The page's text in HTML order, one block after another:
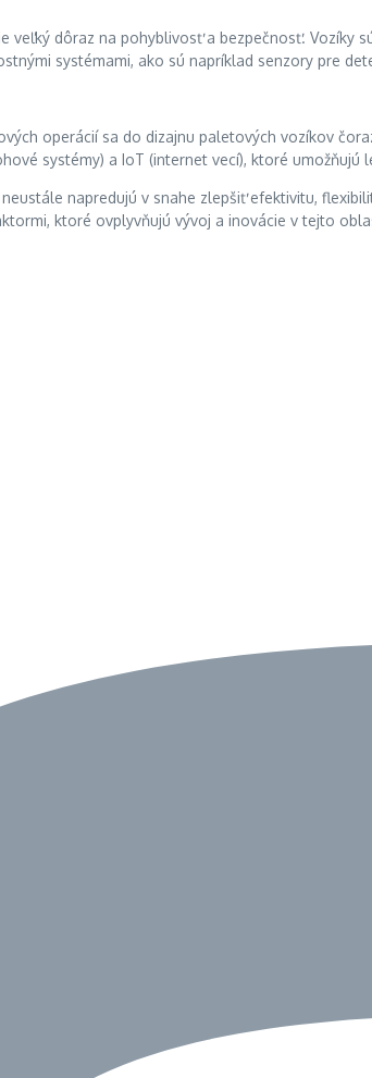
veľký dôraz na pohyblivosť a bezpečnosť.
systémami, ako sú napríklad senzory pre
operácií sa do dizajnu paletových vozíkov
systémy) a IoT (internet vecí), ktoré
napredujú v snahe zlepšiť efektivitu,
ktoré ovplyvňujú vývoj a inovácie v tejto